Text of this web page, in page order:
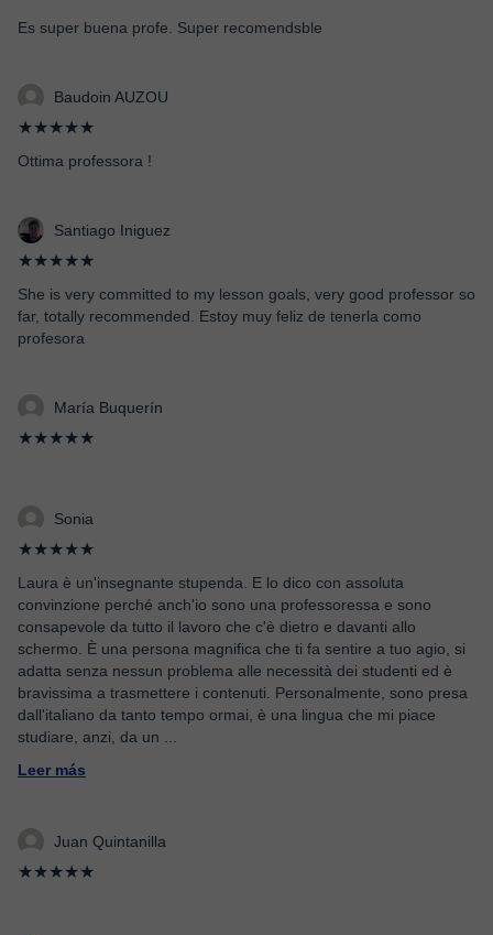
Es super buena profe. Super recomendsble
Baudoin AUZOU
★★★★★
Ottima professora !
Santiago Iniguez
★★★★★
She is very committed to my lesson goals, very good professor so
far, totally recommended. Estoy muy feliz de tenerla como
profesora
María Buquerín
★★★★★
Sonia
★★★★★
Laura è un'insegnante stupenda. E lo dico con assoluta
convinzione perché anch'io sono una professoressa e sono
consapevole da tutto il lavoro che c'è dietro e davanti allo
schermo. È una persona magnifica che ti fa sentire a tuo agio, si
adatta senza nessun problema alle necessità dei studenti ed è
bravissima a trasmettere i contenuti. Personalmente, sono presa
dall'italiano da tanto tempo ormai, è una lingua che mi piace
studiare, anzi, da un
Leer más
Juan Quintanilla
★★★★★